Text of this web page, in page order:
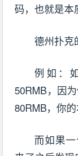
码，也就是本
德州扑克
例如：
50RMB，因
80RMB，你的
而如果